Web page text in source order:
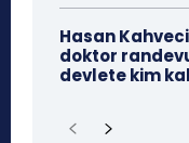
Hasan
doktor
devlete kim